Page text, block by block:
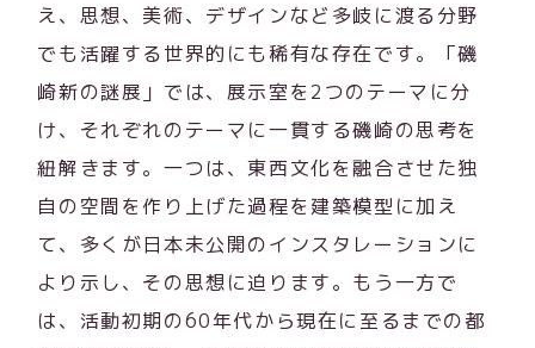
え、思想、美術、デザインなど多岐に渡る分野
でも活躍する世界的にも稀有な存在です。「磯
崎新の謎展」では、展示室を2つのテーマに分
け、それぞれのテーマに一貫する磯崎の思考を
紐解きます。一つは、東西文化を融合させた独
自の空間を作り上げた過程を建築模型に加え
て、多くが日本未公開のインスタレーションに
より示し、その思想に迫ります。もう一方で
は、活動初期の60年代から現在に至るまでの都